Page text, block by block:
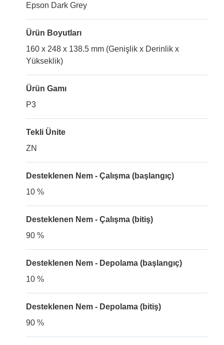
Epson Dark Grey
Ürün Boyutları
160 x 248 x 138.5 mm (Genişlik x Derinlik x
Yükseklik)
Ürün Gamı
P3
Tekli Ünite
ZN
Desteklenen Nem - Çalışma (başlangıç)
10 %
Desteklenen Nem - Çalışma (bitiş)
90 %
Desteklenen Nem - Depolama (başlangıç)
10 %
Desteklenen Nem - Depolama (bitiş)
90 %